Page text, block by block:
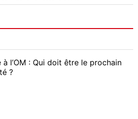
l’OM : Qui doit être le prochain
?